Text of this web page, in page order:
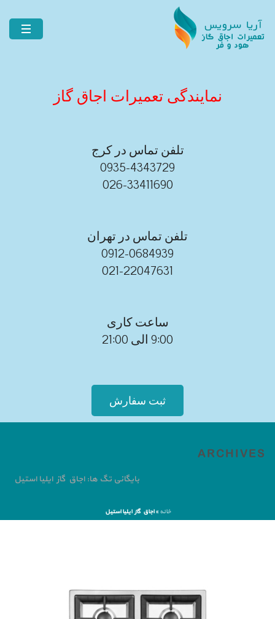
نمایندگی تعمیرات اجاق گاز
تلفن تماس در کرج
0935-4343729
026-33411690
تلفن تماس در تهران
0912-0684939
021-22047631
ساعت کاری
9:00 الی 21:00
ثبت سفارش
ARCHIVES
بایگانی تگ ها: اجاق گاز ایلیا استیل
خانه »اجاق گاز ایلیا استیل